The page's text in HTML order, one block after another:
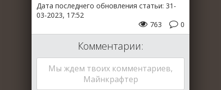
Дата последнего обновления статьи: 31-
03-2023, 17:52
0
763
Комментарии:
Мы ждем твоих комментариев,
Майнкрафтер